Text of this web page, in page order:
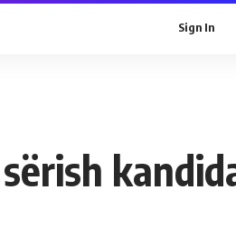
Sign In